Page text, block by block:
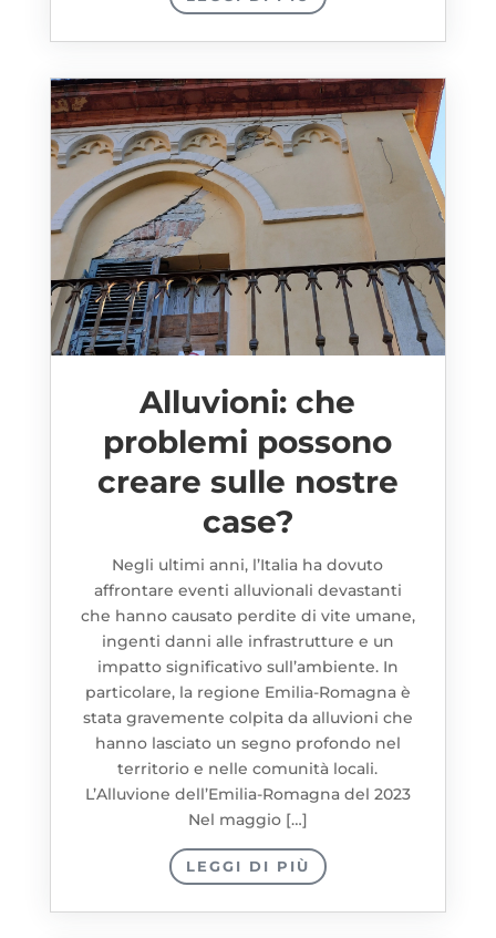
Alluvioni: che
problemi possono
creare sulle nostre
case?
Negli ultimi anni, l’Italia ha dovuto
affrontare eventi alluvionali devastanti
che hanno causato perdite di vite umane,
ingenti danni alle infrastrutture e un
impatto significativo sull’ambiente. In
particolare, la regione Emilia-Romagna è
stata gravemente colpita da alluvioni che
hanno lasciato un segno profondo nel
territorio e nelle comunità locali.
L’Alluvione dell’Emilia-Romagna del 2023
Nel maggio […]
LEGGI DI PIÙ